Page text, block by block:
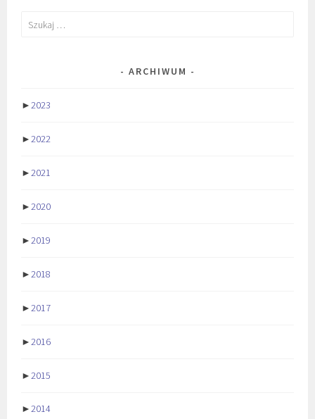
Szukaj:
ARCHIWUM
►2023
►2022
►2021
►2020
►2019
►2018
►2017
►2016
►2015
►2014